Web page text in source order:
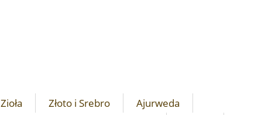
Zioła Złoto i Srebro
Ajurweda